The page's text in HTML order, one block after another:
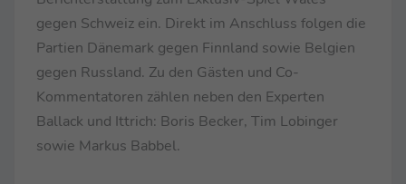
gegen Schweiz ein. Direkt im Anschluss folgen die
Partien Dänemark gegen Finnland sowie Belgien
gegen Russland. Zu den Gästen und Co-
Kommentatoren zählen neben den Experten
Ballack und Ittrich: Boris Becker, Tim Lobinger
sowie Markus Babbel.